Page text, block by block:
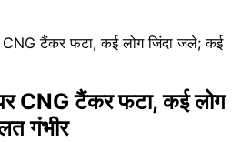
CNG टैंकर फटा, कई लोग जिंदा जले; कई
CNG टैंकर फटा, कई लोग
गंभीर